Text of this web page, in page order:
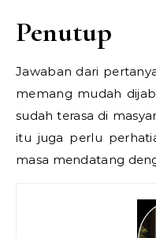
Penutup
Jawaban dari
memang mudah
sudah terasa di
itu juga perlu
masa mendatang